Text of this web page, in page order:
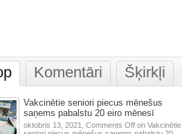
Komentāri Šķirkļi
Vakcinētie seniori piecus mēnešus
saņems pabalstu 20 eiro mēnesī
oktobris 13, 2021, Comments Offon Vakcinētie